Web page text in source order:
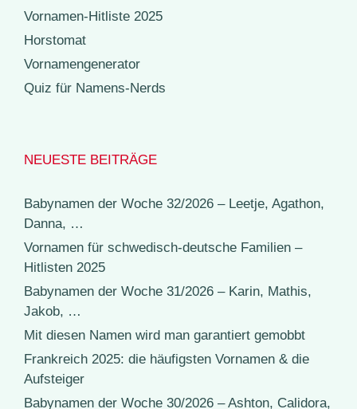
Vornamen-Hitliste 2025
Horstomat
Vornamengenerator
Quiz für Namens-Nerds
NEUESTE BEITRÄGE
Babynamen der Woche 32/2026 – Leetje, Agathon,
Danna, …
Vornamen für schwedisch-deutsche Familien –
Hitlisten 2025
Babynamen der Woche 31/2026 – Karin, Mathis,
Jakob, …
Mit diesen Namen wird man garantiert gemobbt
Frankreich 2025: die häufigsten Vornamen & die
Aufsteiger
Babynamen der Woche 30/2026 – Ashton, Calidora,